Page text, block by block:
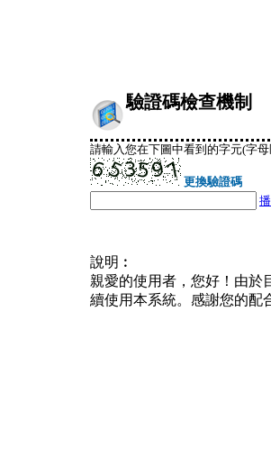
驗證碼檢查機制
請輸入您在下圖中看到的字元(字
更換驗證碼
說明︰
親愛的使用者，您好！由於
續使用本系統。感謝您的配